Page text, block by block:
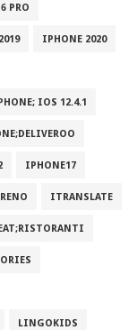
PRO
IPHONE 2020
IOS 12.4.1
IPHONE17
ITRANSLATE
LINGOKIDS